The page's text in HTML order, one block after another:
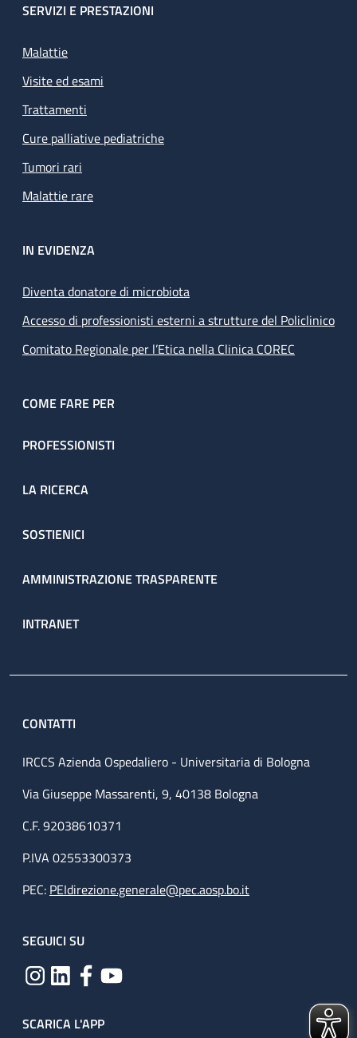
SERVIZI E PRESTAZIONI
Malattie
Visite ed esami
Trattamenti
Cure palliative pediatriche
Tumori rari
Malattie rare
IN EVIDENZA
Diventa donatore di microbiota
Accesso di professionisti esterni a strutture del Policlinico
Comitato Regionale per l’Etica nella Clinica COREC
COME FARE PER
PROFESSIONISTI
LA RICERCA
SOSTIENICI
AMMINISTRAZIONE TRASPARENTE
INTRANET
CONTATTI
IRCCS Azienda Ospedaliero - Universitaria di Bologna
Via Giuseppe Massarenti, 9, 40138 Bologna
C.F. 92038610371
P.IVA 02553300373
PEC: PEIdirezione.generale@pec.aosp.bo.it
SEGUICI SU
SCARICA L'APP